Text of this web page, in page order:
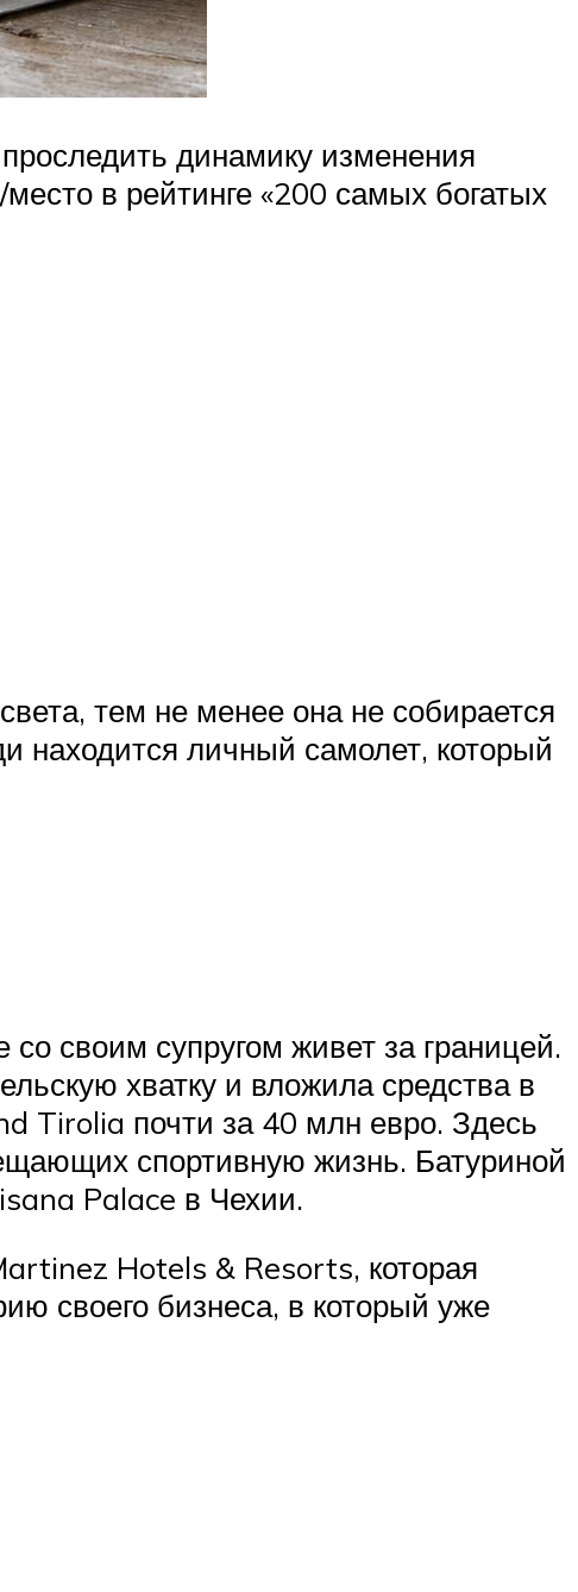
динамику изменения
в рейтинге «200 самых богатых
тем не менее она не собирается
находится личный самолет, который
своим супругом живет за границей.
хватку и вложила средства в
Tirolia почти за 40 млн евро. Здесь
спортивную жизнь. Батуриной
Palace в Чехии.
Hotels & Resorts, которая
своего бизнеса, в который уже